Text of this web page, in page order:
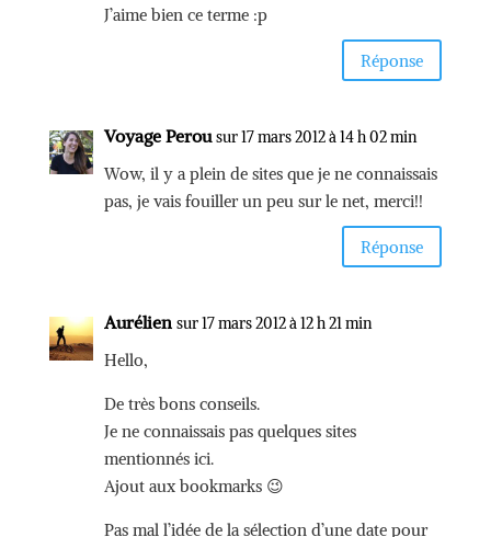
J’aime bien ce terme :p
Réponse
Voyage Perou sur 17 mars 2012 à 14 h 02 min
Wow, il y a plein de sites que je ne connaissais
pas, je vais fouiller un peu sur le net, merci!!
Réponse
Aurélien sur 17 mars 2012 à 12 h 21 min
Hello,
De très bons conseils.
Je ne connaissais pas quelques sites
mentionnés ici.
Ajout aux bookmarks 😉
Pas mal l’idée de la sélection d’une date pour